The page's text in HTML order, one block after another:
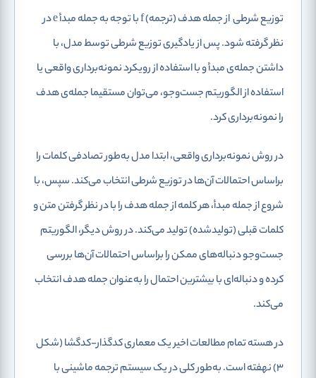
توزیع شرطی
از جمله هدف (ترجمه) f با توجه به جمله مبدأ e در
نظر گرفته شود. پس از یادگیری توزیع شرطی توسط مدل، با
داشتن جمله‌‌ی مبدأ و با استفاده از رویکرد نمونه‌برداری واقعی یا
استفاده از الگوریتم جست‌و‌جو، می‌توان مستقیما جمله‌ی هدف
را نمونه‌برداری کرد.
در روش نمونه‌برداری واقعی، ابتدا مدل به‌طور تصادفی کلمات را
براساس احتمالات آن‌ها در توزیع شرطی انتخاب می‌کند. سپس، با
شروع از جمله مبدأ، هر کلمه از جمله هدف را با در نظر گرفتن متن و
کلمات قبلی (تولیدشده) تولید می‌کند. در روش دیگر، الگوریتم
جست‌وجو دنباله‌های ممکن را براساس احتمالات آن‌ها بررسی
کرده و دنباله‌ای با بیشترین احتمال را به‌عنوان جمله هدف انتخاب
می‌کند.
در هسته تمام مطالعات اخیر یک معماری کدگذار-کدگشا (شکل
3) نهفته است. به‌طور کلی در یک سیستم ترجمه ماشینی با